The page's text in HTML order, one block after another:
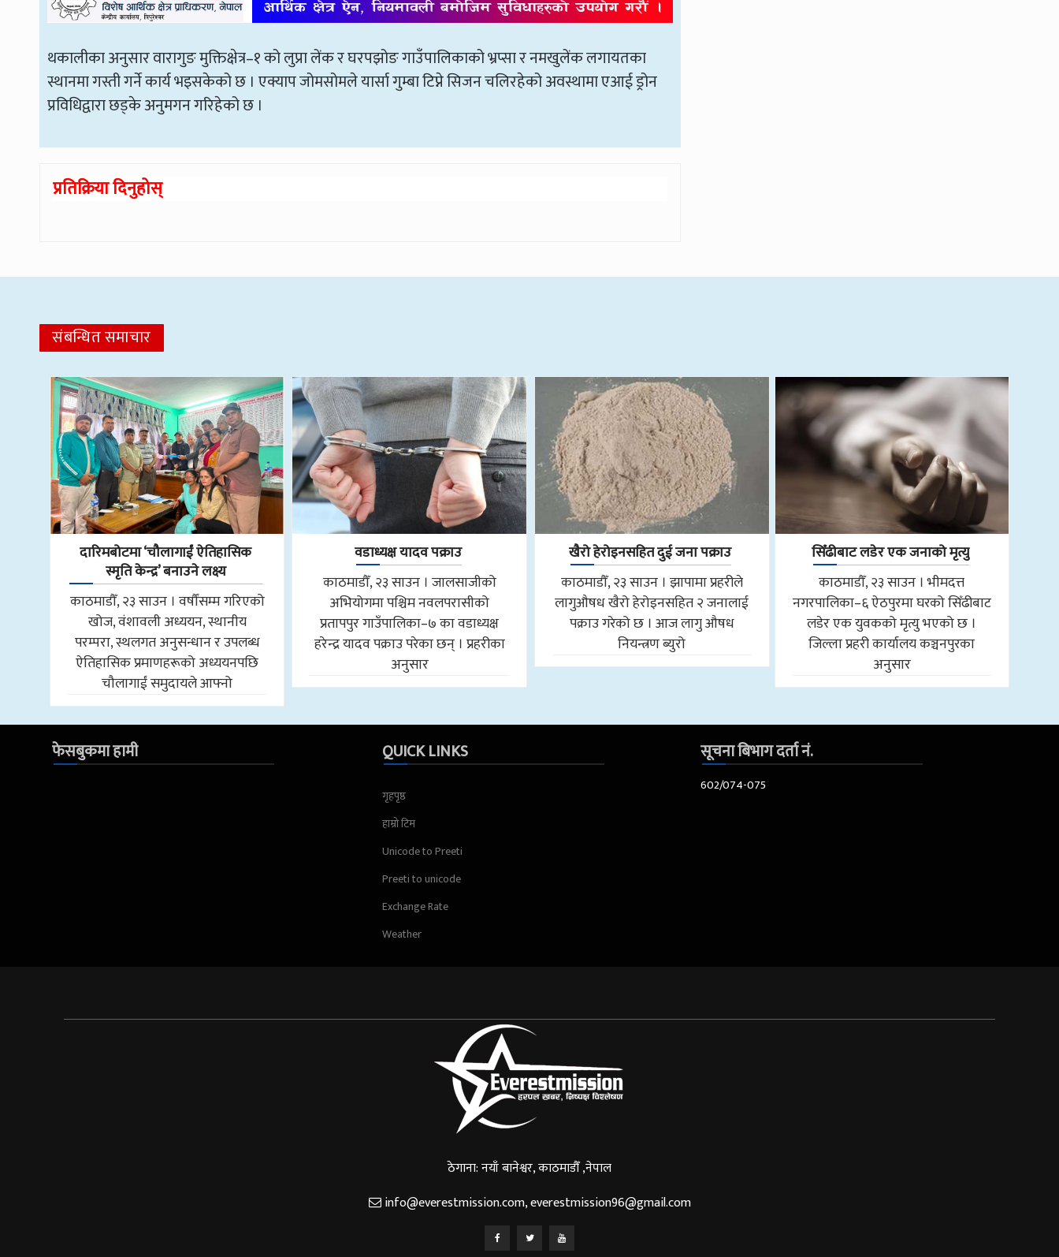
थकालीका अनुसार वारागुङ मुक्तिक्षेत्र–१ को लुप्रा लेंक र घरपझोङ गाउँपालिकाको भ्रप्सा र नमखुलेंक लगायतका
स्थानमा गस्ती गर्ने कार्य भइसकेको छ । एक्याप जोमसोमले यार्सा गुम्बा टिप्ने सिजन चलिरहेको अवस्थामा एआई ड्रोन
प्रविधिद्वारा छड्के अनुमगन गरिहेको छ ।
प्रतिक्रिया दिनुहोस्
संबन्धित समाचार
दारिमबोटमा ‘चौलागाईं ऐतिहासिक
स्मृति केन्द्र’ बनाउने लक्ष्य
काठमाडौँ, २३ साउन । वर्षौंसम्म गरिएको
खोज, वंशावली अध्ययन, स्थानीय
परम्परा, स्थलगत अनुसन्धान र उपलब्ध
ऐतिहासिक प्रमाणहरूको अध्ययनपछि
चौलागाईं समुदायले आफ्नो
वडाध्यक्ष यादव पक्राउ
काठमाडौँ, २३ साउन । जालसाजीको
अभियोगमा पश्चिम नवलपरासीको
प्रतापपुर गाउँपालिका–७ का वडाध्यक्ष
हरेन्द्र यादव पक्राउ परेका छन् । प्रहरीका
अनुसार
खैरो हेरोइनसहित दुई जना पक्राउ
काठमाडौँ, २३ साउन । झापामा प्रहरीले
लागुऔषध खैरो हेरोइनसहित २ जनालाई
पक्राउ गरेको छ । आज लागु औषध
नियन्त्रण ब्युरो
सिँढीबाट लडेर एक जनाको मृत्यु
काठमाडौँ, २३ साउन । भीमदत्त
नगरपालिका–६ ऐठपुरमा घरको सिँढीबाट
लडेर एक युवकको मृत्यु भएको छ ।
जिल्ला प्रहरी कार्यालय कञ्चनपुरका
अनुसार
फेसबुकमा हामी QUICK LINKS
गृहपृष्ठ
हाम्रो टिम
Unicode to Preeti
Preeti to unicode
Exchange Rate
Weather
सूचना बिभाग दर्ता नं.
602/074-075
ठेगाना: नयाँ बानेश्वर, काठमाडौँ ,नेपाल
info@everestmission.com,everestmission96@gmail.com